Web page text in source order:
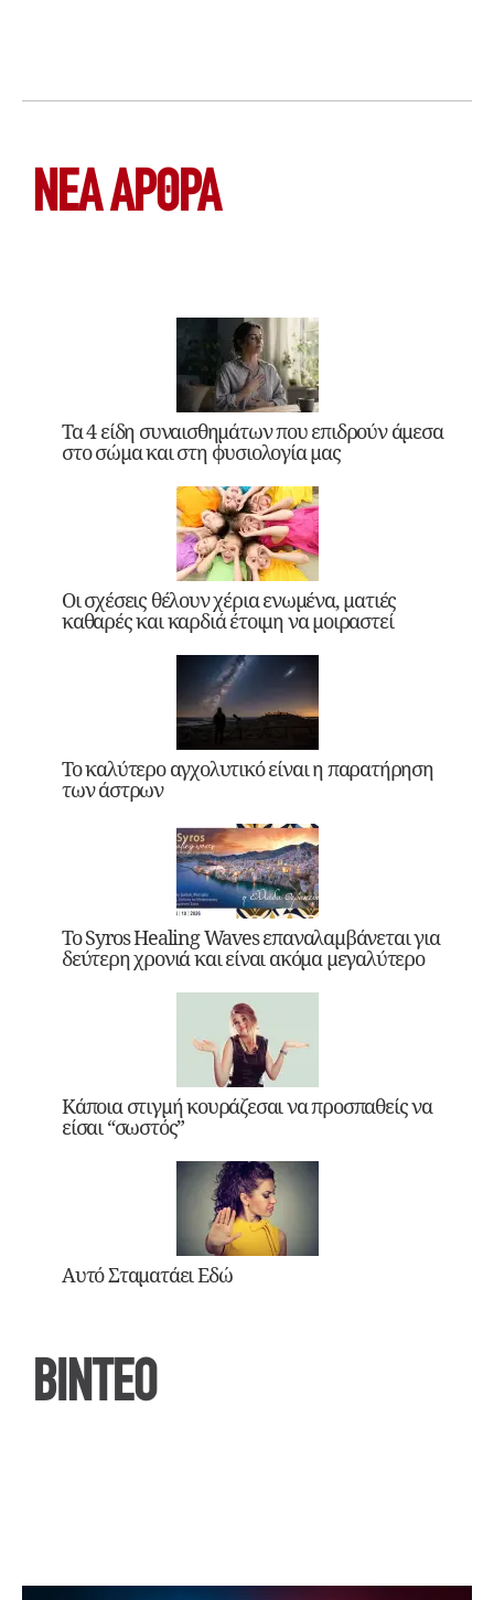
ΝΕΑ ΆΡΘΡΑ
Τα 4 είδη συναισθημάτων που επιδρούν άμεσα
στο σώμα και στη φυσιολογία μας
Οι σχέσεις θέλουν χέρια ενωμένα, ματιές
καθαρές και καρδιά έτοιμη να μοιραστεί
Το καλύτερο αγχολυτικό είναι η παρατήρηση
των άστρων
Το Syros Healing Waves επαναλαμβάνεται για
δεύτερη χρονιά και είναι ακόμα μεγαλύτερο
Κάποια στιγμή κουράζεσαι να προσπαθείς να
είσαι “σωστός”
Αυτό Σταματάει Εδώ
ΒΙΝΤΕΟ